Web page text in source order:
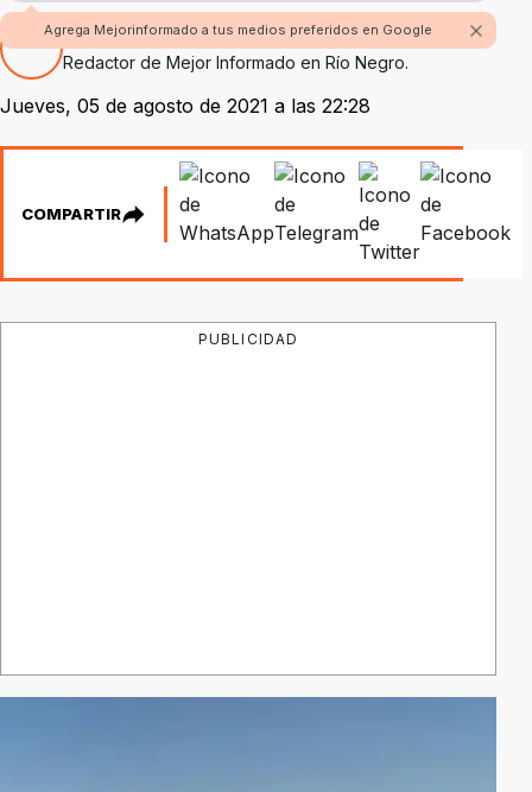
Agrega Mejorinformado a tus medios preferidos en Google
Por Fabian Rossi
Redactor de Mejor Informado en Río Negro.
Jueves, 05 de agosto de 2021 a las 22:28
COMPARTIR
PUBLICIDAD